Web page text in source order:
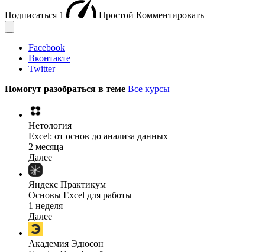
Подписаться 1 Простой Комментировать
Facebook
Вконтакте
Twitter
Помогут разобраться в теме Все курсы
Нетология
Excel: от основ до анализа данных
2 месяца
Далее
Яндекс Практикум
Основы Excel для работы
1 неделя
Далее
Академия Эдюсон